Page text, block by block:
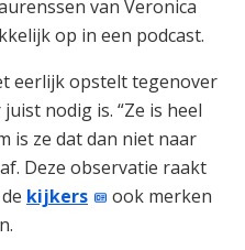
van Veronica
op in een podcast.
eerlijk opstelt tegenover
nodig is. “Ze is heel
is ze dat dan niet naar
Deze observatie raakt
kijkers
ook merken